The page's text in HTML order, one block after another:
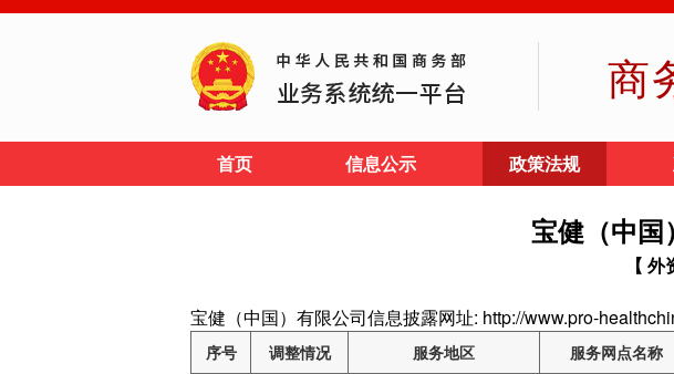
商
首页 信息公示 政策法规
宝健（中国
【 外
宝健（中国）有限公司信息披露网址: http://www.pro-
序号 调整情况 服务地区 服务网点名称